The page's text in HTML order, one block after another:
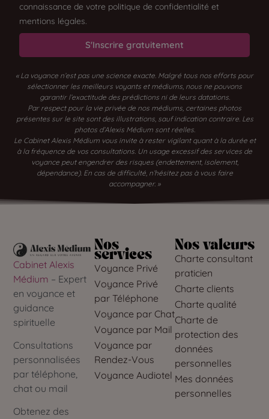
connaissance de votre politique de confidentialité et
mentions légales.
S'Inscrire gratuitement
« La voyance n’est pas une science exacte. Malgré tous nos efforts pour
sélectionner les meilleurs voyants et médiums, nous ne pouvons
garantir l’exactitude des prédictions ni de leurs datations.
Par respect pour la vie privée de nos médiums, certaines photos
présentes sur le site sont des illustrations, sauf indication contraire. Les
photos d’Alexis Médium sont réelles.
Le Cabinet Alexis Médium vous invite à rester vigilant quant à la durée et
à la fréquence de vos consultations. Un usage excessif des services de
voyance peut engendrer des risques (endettement, isolement,
dépendance). En cas de difficulté, n’hésitez pas à vous faire
accompagner. »
Cabinet Alexis
Médium – Expert
en voyance et
guidance
spirituelle
Consultations
personnalisées
par téléphone,
chat ou mail
Obtenez des
Nos
services
Voyance Privé
Voyance Privé
par Téléphone
Voyance par Chat
Voyance par Mail
Voyance par
Rendez-Vous
Voyance Audiotel
Nos valeurs
Charte consultant
praticien
Charte clients
Charte qualité
Charte de
protection des
données
personnelles
Mes données
personnelles